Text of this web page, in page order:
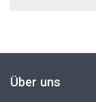
Über uns